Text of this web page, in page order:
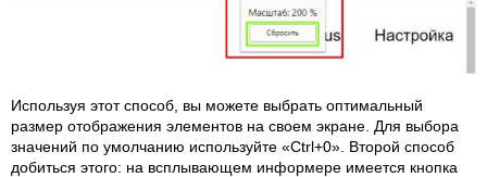
Используя этот способ, вы можете выбрать оптимальный
размер отображения элементов на своем экране. Для выбора
значений по умолчанию используйте «Ctrl+0». Второй способ
добиться этого: на всплывающем информере имеется кнопка